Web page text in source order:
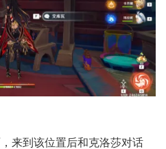
来到该位置后和克洛莎对话